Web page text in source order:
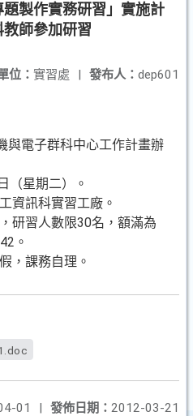
製作實務研習」實施計
師參加研習
發布人： dep601
位： 實習處 |
與電子群科中心工作計畫辦
（星期二）。
資訊科實習工廠。
研習人數限30名，額滿為
。
，課務自理。
發佈日期： 2012-03-21
01
|